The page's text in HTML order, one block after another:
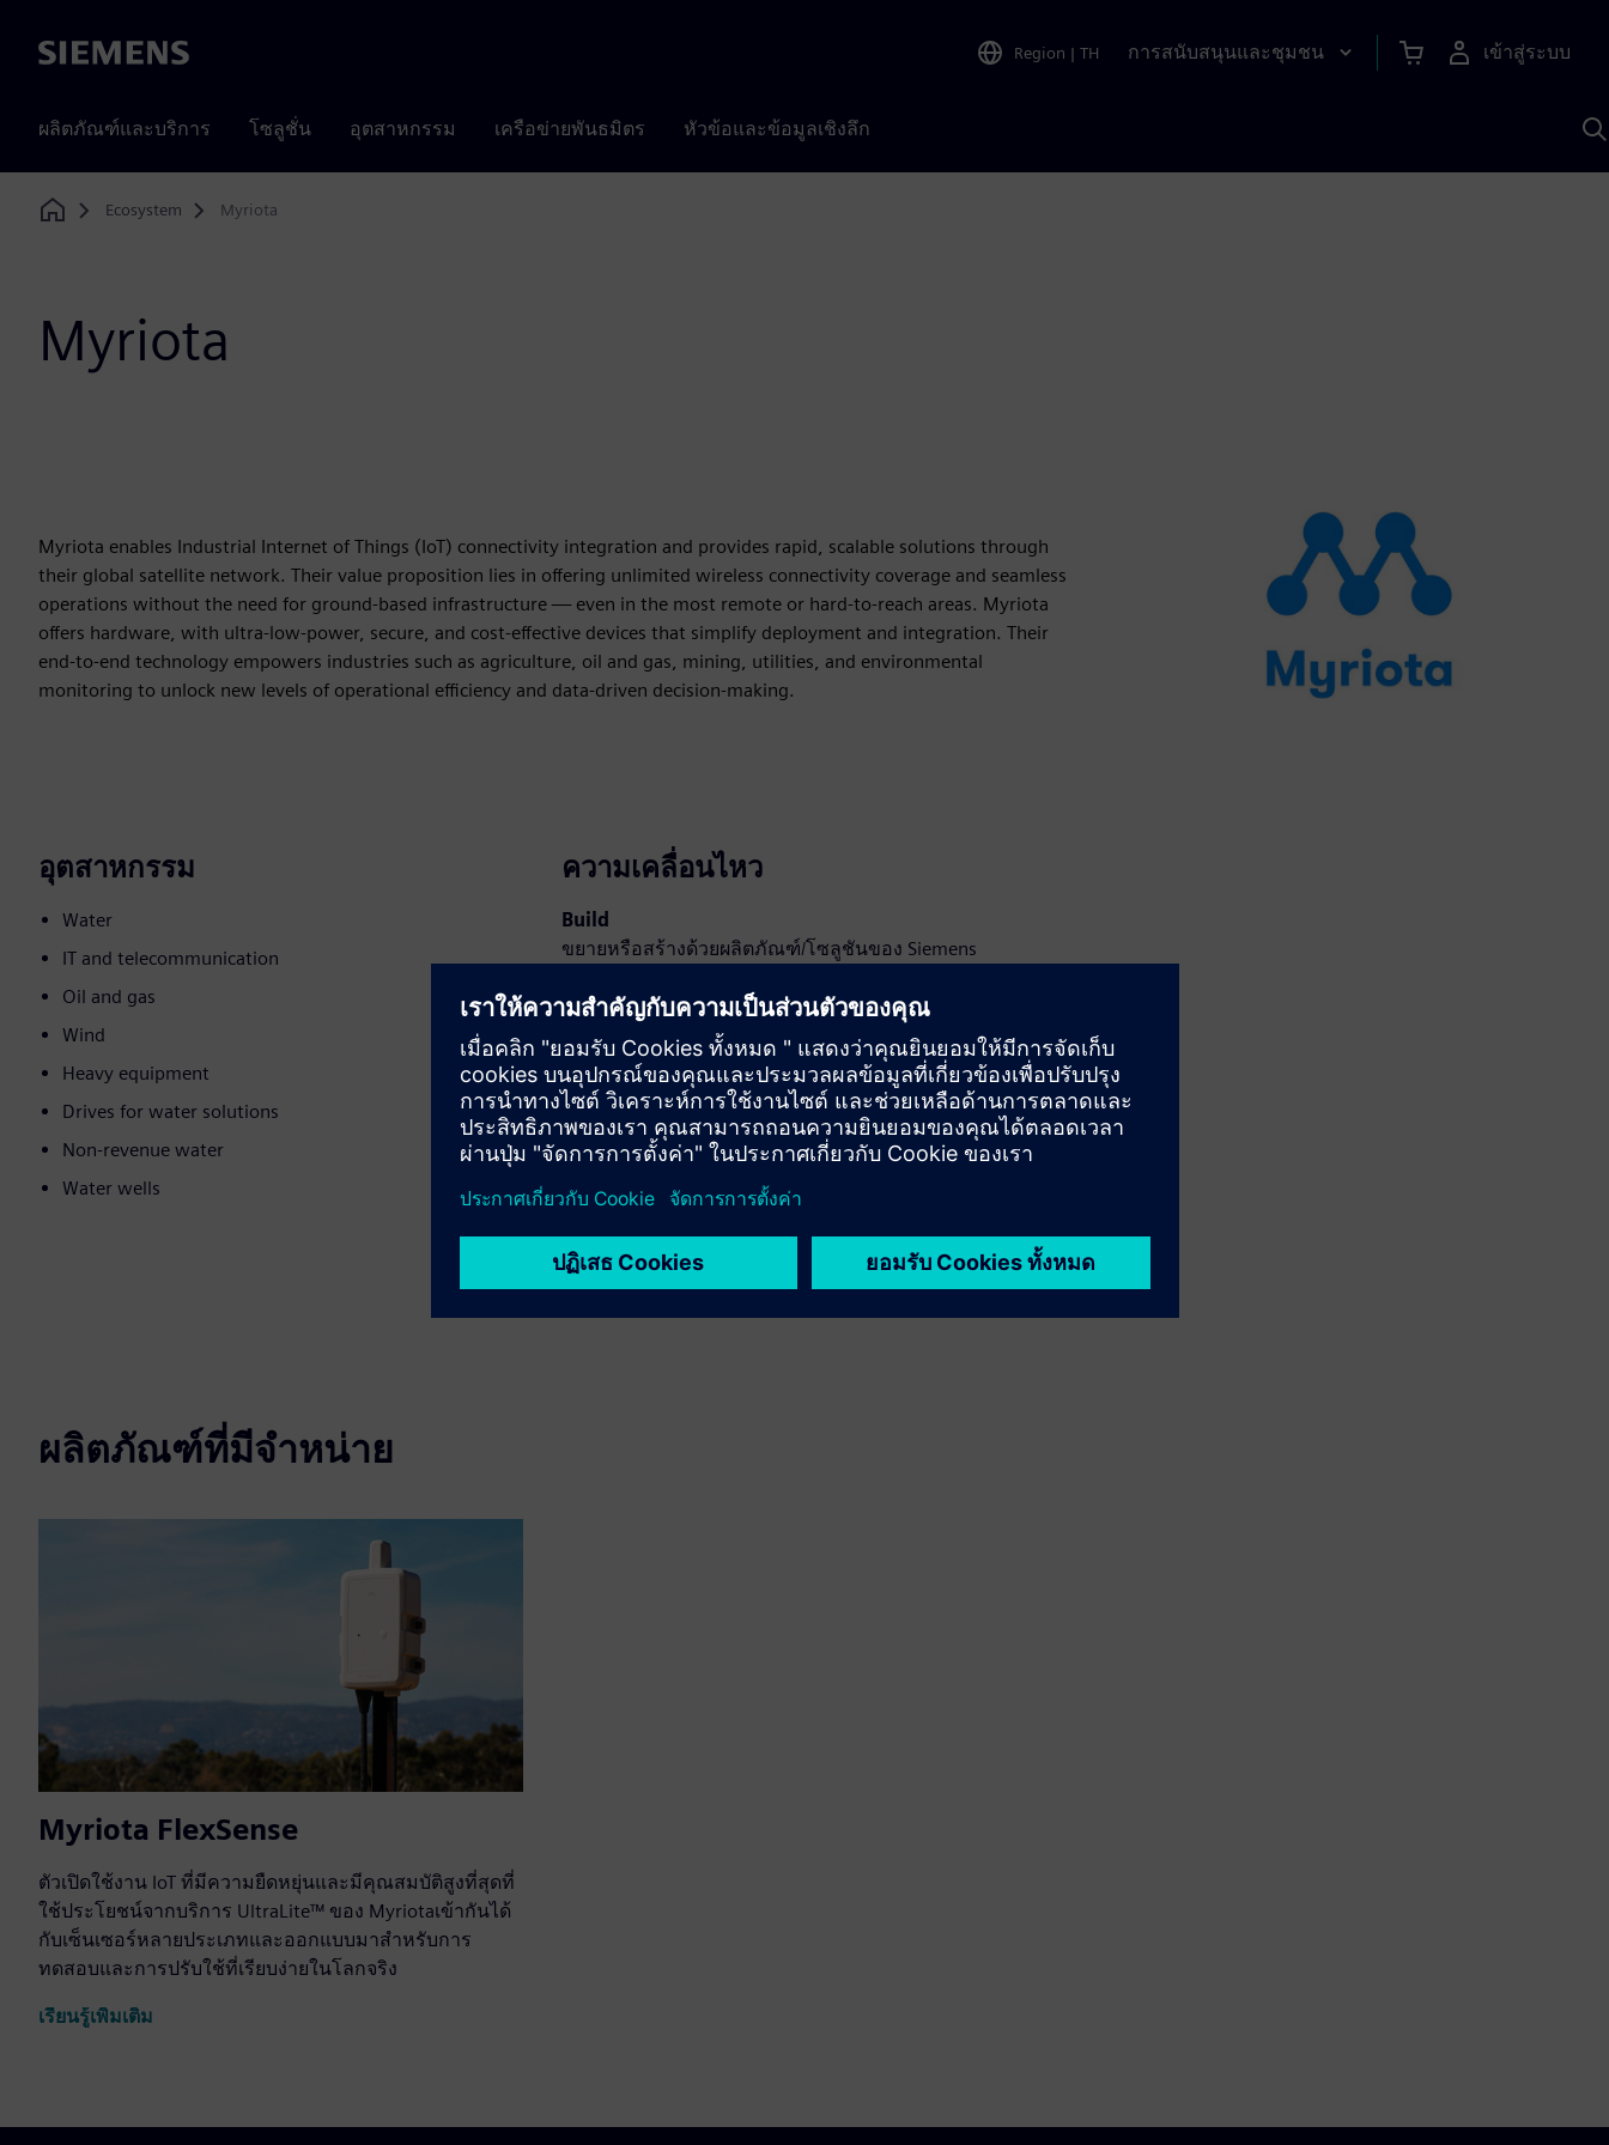
Siemens Region | TH การสนับสนุนและชุมชน เข้าสู่ระบบ
ผลิตภัณฑ์และบริการ โซลูชั่น อุตสาหกรรม เครือข่ายพันธมิตร หัวข้อและข้อมูลเชิงลึก
Home
Ecosystem Myriota
Myriota
Myriota enables Industrial Internet of Things (IoT) connectivity integration and provides rapid, scalable solutions through
their global satellite network. Their value proposition lies in offering unlimited wireless connectivity coverage and seamless
operations without the need for ground-based infrastructure — even in the most remote or hard-to-reach areas. Myriota
offers hardware, with ultra-low-power, secure, and cost-effective devices that simplify deployment and integration. Their
end-to-end technology empowers industries such as agriculture, oil and gas, mining, utilities, and environmental
monitoring to unlock new levels of operational efficiency and data-driven decision-making.
อุตสาหกรรม
Water
IT and telecommunication
Oil and gas
Wind
Heavy equipment
Drives for water solutions
Non-revenue water
Water wells
ความเคลื่อนไหว
Build
ขยายหรือสร้างด้วยผลิตภัณฑ์/โซลูชันของ Siemens
ลูกค้าใหม่ผ่านการผสานรวมผลิตภัณฑ์ Siemens Xcelerator
และผลิตภัณฑ์ของตัวเอง
Sell
ขายต่อ/ขายร่วม SW และ HW ที่เปิดใช้งานระบบดิจิทัลใน
Siemens Xcelerator
Service
ให้บริการสำหรับผลิตภัณฑ์/โซลูชันของ Siemens
Xcelerator ที่ช่วยให้ลูกค้าสามารถนำไปใช้ ผสานรวม
ปฏิบัติงาน หรือบำรุงรักษา
ผลิตภัณฑ์ที่มีจำหน่าย
Myriota FlexSense
ตัวเปิดใช้งาน IoT ที่มีความยืดหยุ่นและมีคุณสมบัติสูงที่สุดที่
ใช้ประโยชน์จากบริการ UltraLite™ ของ Myriotaเข้ากันได้
กับเซ็นเซอร์หลายประเภทและออกแบบมาสำหรับการ
ทดสอบและการปรับใช้ที่เรียบง่ายในโลกจริง
เรียนรู้เพิ่มเติม